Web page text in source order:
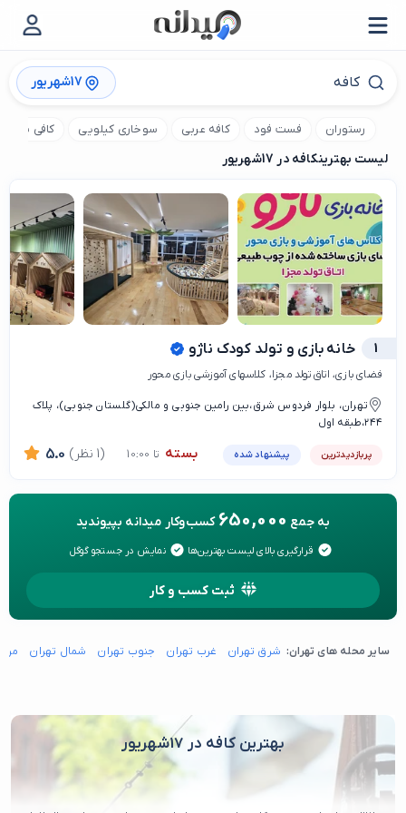
17شهریور
رستوران فست فود کافه عربی سوخاری کیلویی کافی شاپ
لیست بهترینکافه در 17شهریور
1 خانه بازی و تولد کودک ناژو
فضای بازی، اتاق تولد مجزا، کلاسهای آموزشی بازی محور
تهران، بلوار فردوس شرق،بین رامین جنوبی و مالکی(گلستان جنوبی)، ‌پلاک
۲۴۴،طبقه اول
پربازدیدترین پیشنهاد شده بسته تا 10:00 5.0 (1 نظر)
به جمع 650,000 کسب‌وکار میدانه بپیوندید
قرارگیری بالای لیست بهترین‌ها نمایش در جستجو گوگل
ثبت کسب و کار
سایر محله های تهران: شرق تهران غرب تهران جنوب تهران شمال تهران
بهترین کافه در 17شهریور